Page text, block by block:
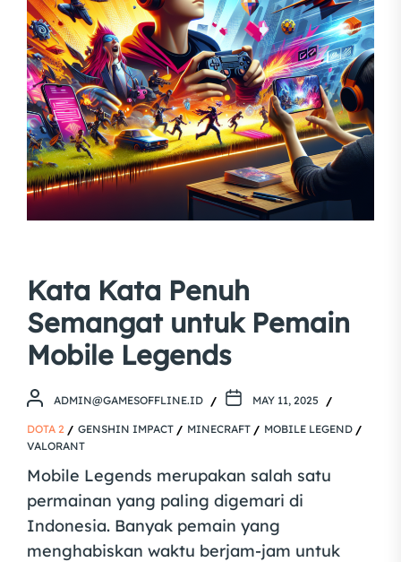
Kata Kata Penuh
Semangat untuk Pemain
Mobile Legends
ADMIN@GAMESOFFLINE.ID MAY 11, 2025
DOTA 2 GENSHIN IMPACT MINECRAFT
MOBILE LEGEND
VALORANT
Mobile Legends merupakan salah satu
permainan yang paling digemari di
Indonesia. Banyak pemain yang
menghabiskan waktu berjam-jam untuk